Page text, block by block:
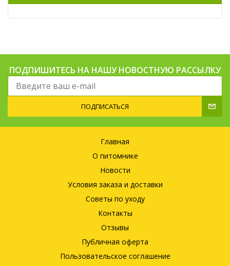
ПОДПИШИТЕСЬ НА НАШУ НОВОСТНУЮ РАССЫЛКУ
ПОДПИСАТЬСЯ
Главная
О питомнике
Новости
Условия заказа и доставки
Советы по уходу
Контакты
Отзывы
Публичная оферта
Пользовательское соглашение